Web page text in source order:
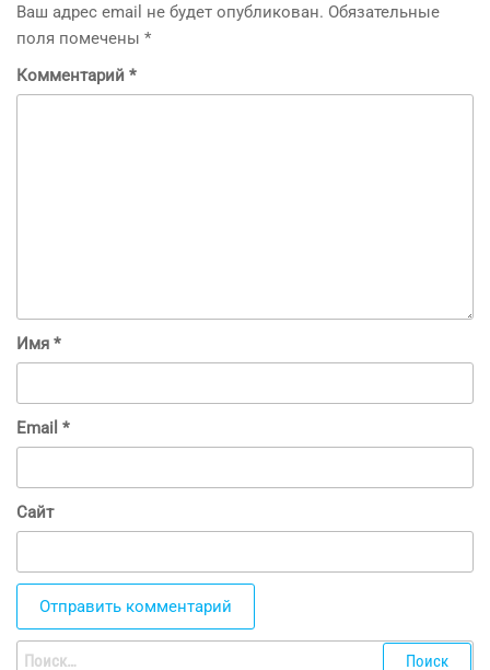
Ваш адрес email не будет опубликован. Обязательные
поля помечены *
Комментарий *
Имя *
Email *
Сайт
Найти: